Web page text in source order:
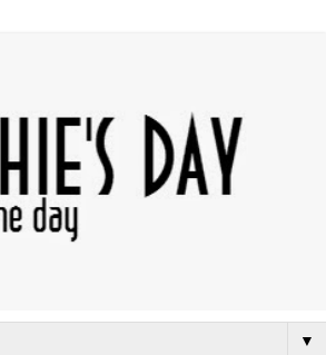
▼